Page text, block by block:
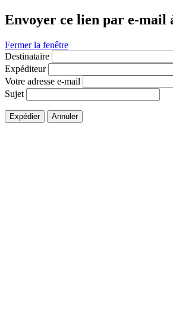
Envoyer ce lien par e-mail
Fermer la fenêtre
Destinataire
Expéditeur
Votre adresse e-mail
Sujet
Expédier Annuler